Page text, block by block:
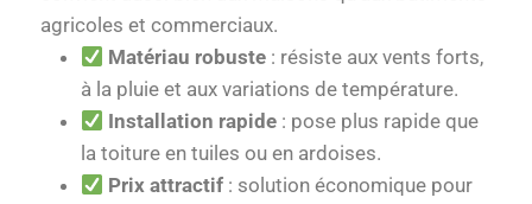
agricoles et commerciaux.
Matériau robuste : résiste aux vents forts,
à la pluie et aux variations de température.
Installation rapide : pose plus rapide que
la toiture en tuiles ou en ardoises.
Prix attractif : solution économique pour